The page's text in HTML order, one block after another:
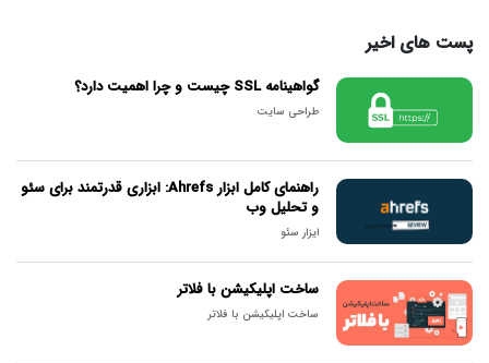
پست های اخیر
گواهینامه SSL چیست و چرا اهمیت دارد؟
طراحی سایت
راهنمای کامل ابزار Ahrefs: ابزاری قدرتمند برای سئو
و تحلیل وب
ایزار سئو
ساخت اپلیکیشن با فلاتر
ساخت اپلیکیشن با فلاتر